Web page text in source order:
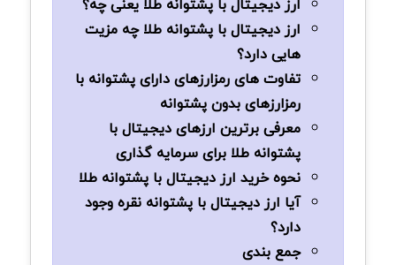
ارز دیجیتال با پشتوانه طلا چه مزیت
هایی دارد؟
تفاوت های رمزارزهای دارای پشتوانه با
رمزارزهای بدون پشتوانه
معرفی برترین ارزهای دیجیتال با
پشتوانه طلا برای سرمایه گذاری
نحوه خرید ارز دیجیتال با پشتوانه طلا
آیا ارز دیجیتال با پشتوانه نقره وجود
دارد؟
جمع بندی